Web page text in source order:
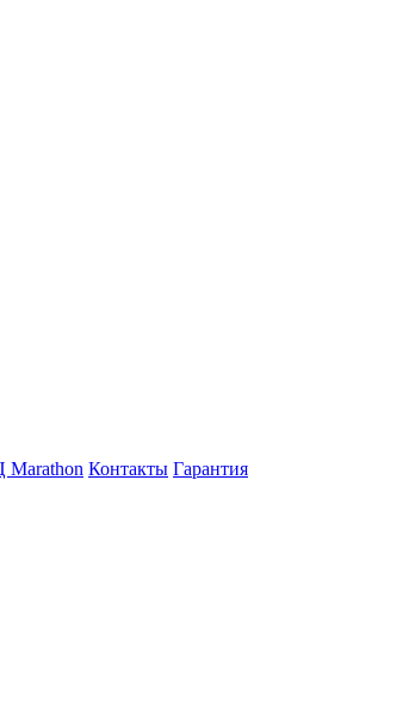
Marathon Контакты Гарантия